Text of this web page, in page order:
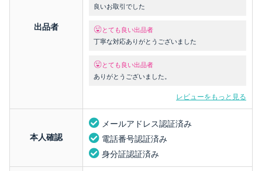
出品者
良いお取引でした
とても良い出品者
丁寧な対応ありがとうございました
とても良い出品者
ありがとうございました。
レビューをもっと見る
本人確認
メールアドレス認証済み
電話番号認証済み
身分証認証済み